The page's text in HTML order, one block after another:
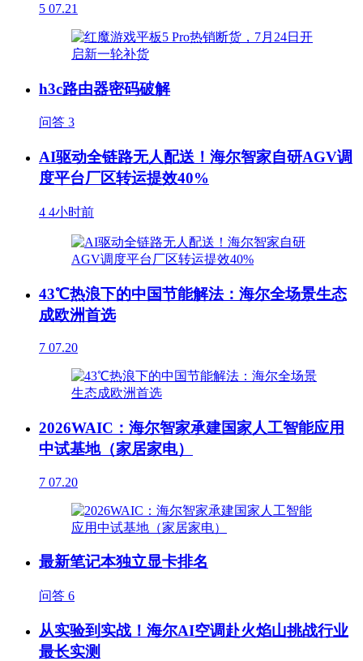
5 07.21
h3c路由器密码破解
问答 3
AI驱动全链路无人配送！海尔智家自研AGV调
度平台厂区转运提效40%
4 4小时前
43℃热浪下的中国节能解法：海尔全场景生态
成欧洲首选
7 07.20
2026WAIC：海尔智家承建国家人工智能应用
中试基地（家居家电）
7 07.20
最新笔记本独立显卡排名
问答 6
从实验到实战！海尔AI空调赴火焰山挑战行业
最长实测